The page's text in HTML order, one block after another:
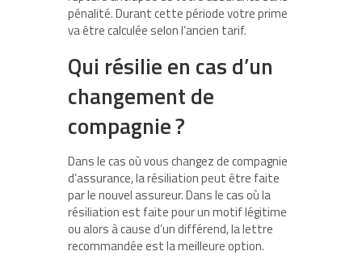
pénalité. Durant cette période votre prime
va être calculée selon l’ancien tarif.
Qui résilie en cas d’un
changement de
compagnie ?
Dans le cas où vous changez de compagnie
d’assurance, la résiliation peut être faite
par le nouvel assureur. Dans le cas où la
résiliation est faite pour un motif légitime
ou alors à cause d’un différend, la lettre
recommandée est la meilleure option.